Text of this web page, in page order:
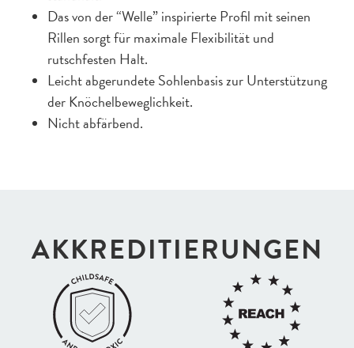
Das von der “Welle” inspirierte Profil mit seinen
Rillen sorgt für maximale Flexibilität und
rutschfesten Halt.
Leicht abgerundete Sohlenbasis zur Unterstützung
der Knöchelbeweglichkeit.
Nicht abfärbend.
AKKREDI­TIERUNGEN